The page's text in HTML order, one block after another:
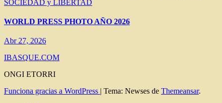
SOCIEDAD y LIBERTAD
WORLD PRESS PHOTO AÑO 2026
Abr 27, 2026
IBASQUE.COM
ONGI ETORRI
Funciona gracias a WordPress | Tema: Newses de Themeansar.